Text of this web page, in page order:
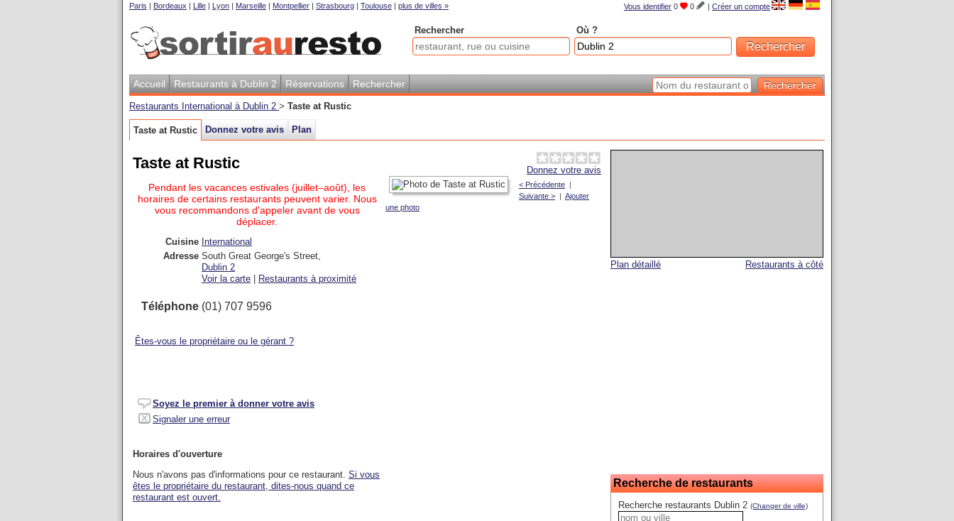
Vous identifier 0 0 | Créer un compte
Paris | Bordeaux | Lille | Lyon | Marseille | Montpellier | Strasbourg | Toulouse | plus de villes »
Rechercher Où ?
Accueil Restaurants à Dublin 2 Réservations Rechercher
Restaurants International à Dublin 2 > Taste at Rustic
Taste at Rustic Donnez votre avis Plan
Restaurants à côté
Plan détaillé
Recherche de restaurants
Recherche restaurants Dublin 2 (Changer de ville)
Donnez votre avis
Taste at Rustic
< Précédente |
Suivante > | Ajouter
une photo
Pendant les vacances estivales (juillet–août), les
horaires de certains restaurants peuvent varier. Nous
vous recommandons d'appeler avant de vous
déplacer.
Cuisine International
Adresse South Great George's Street,
Dublin 2
Voir la carte
Restaurants à proximité
Téléphone (01) 707 9596
Êtes-vous le propriétaire ou le gérant ?
Soyez le premier à donner votre avis
Signaler une erreur
Horaires d'ouverture
Nous n'avons pas d'informations pour ce restaurant. Si vous
êtes le propriétaire du restaurant, dites-nous quand ce
restaurant est ouvert.